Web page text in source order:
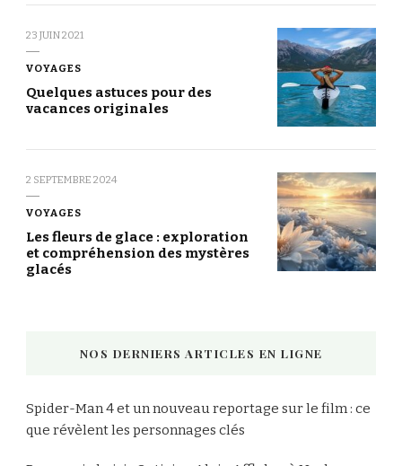
23 JUIN 2021
VOYAGES
Quelques astuces pour des
vacances originales
2 SEPTEMBRE 2024
VOYAGES
Les fleurs de glace : exploration
et compréhension des mystères
glacés
NOS DERNIERS ARTICLES EN LIGNE
Spider-Man 4 et un nouveau reportage sur le film : ce
que révèlent les personnages clés